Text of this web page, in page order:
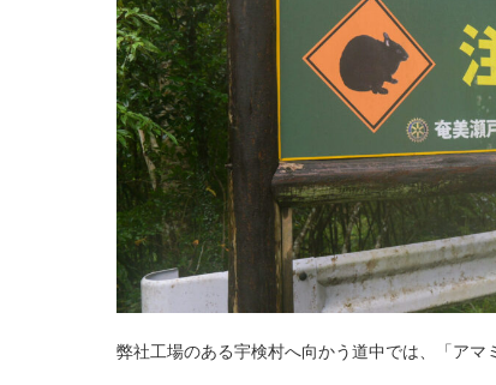
弊社工場のある宇検村へ向かう道中では、「アマ